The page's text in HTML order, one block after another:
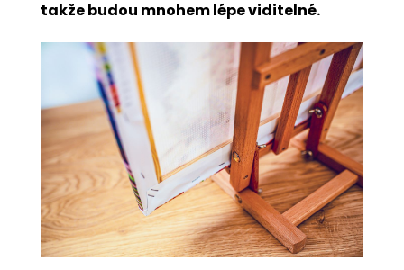
takže budou mnohem lépe viditelné.